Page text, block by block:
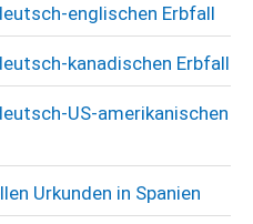
englischen Erbfall
kanadischen Erbfall
US-amerikanischen
Urkunden in Spanien